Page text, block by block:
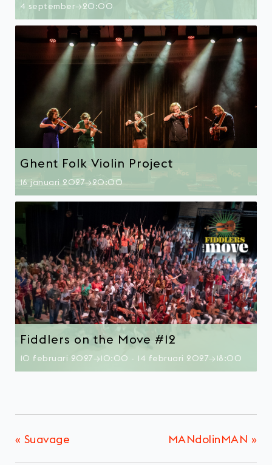
4 september→20:00
Ghent Folk Violin Project
16 januari 2027→20:00
Fiddlers on the Move #12
10 februari 2027→10:00 - 14 februari 2027→18:00
« Suavage MANdolinMAN »